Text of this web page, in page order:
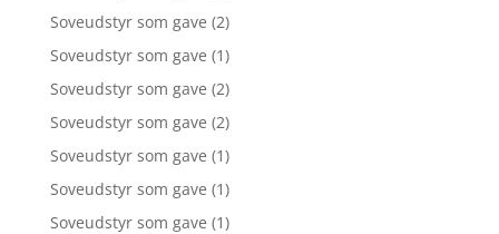
Soveudstyr som gave (2)
Soveudstyr som gave (1)
Soveudstyr som gave (2)
Soveudstyr som gave (2)
Soveudstyr som gave (1)
Soveudstyr som gave (1)
Soveudstyr som gave (1)